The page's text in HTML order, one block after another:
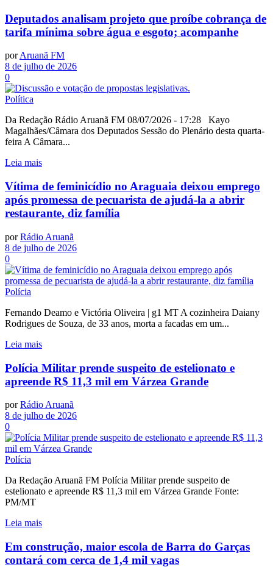
Deputados analisam projeto que proíbe cobrança de
tarifa mínima sobre água e esgoto; acompanhe
por Aruanã FM
8 de julho de 2026
0
Política
Da Redação Rádio Aruanã FM 08/07/2026 - 17:28 Kayo
Magalhães/Câmara dos Deputados Sessão do Plenário desta quarta-
feira A Câmara...
Leia mais
Vítima de feminicídio no Araguaia deixou emprego
após promessa de pecuarista de ajudá-la a abrir
restaurante, diz família
por Rádio Aruanã
8 de julho de 2026
0
Polícia
Fernando Deamo e Victória Oliveira | g1 MT A cozinheira Daiany
Rodrigues de Souza, de 33 anos, morta a facadas em um...
Leia mais
Polícia Militar prende suspeito de estelionato e
apreende R$ 11,3 mil em Várzea Grande
por Rádio Aruanã
8 de julho de 2026
0
Polícia
Da Redação Aruanã FM Polícia Militar prende suspeito de
estelionato e apreende R$ 11,3 mil em Várzea Grande Fonte:
PM/MT
Leia mais
Em construção, maior escola de Barra do Garças
contará com cerca de 1,4 mil vagas